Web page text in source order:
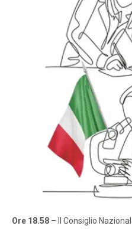
Ore 18.58 – Il Consiglio